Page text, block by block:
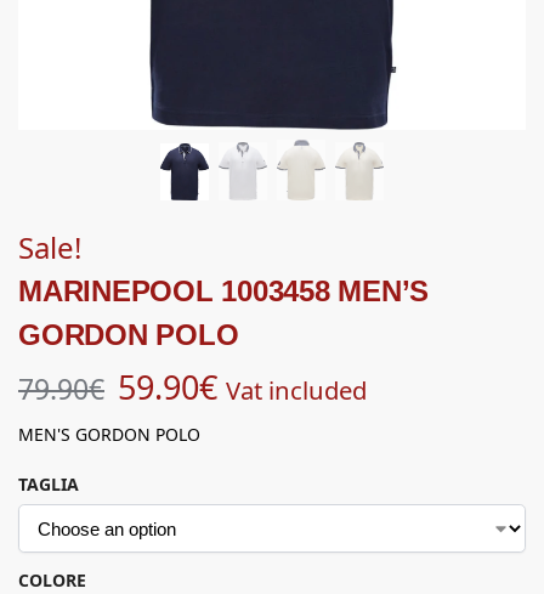
Sale!
MARINEPOOL 1003458 MEN’S
GORDON POLO
79.90€ 59.90€ Vat included
MEN'S GORDON POLO
TAGLIA
COLORE